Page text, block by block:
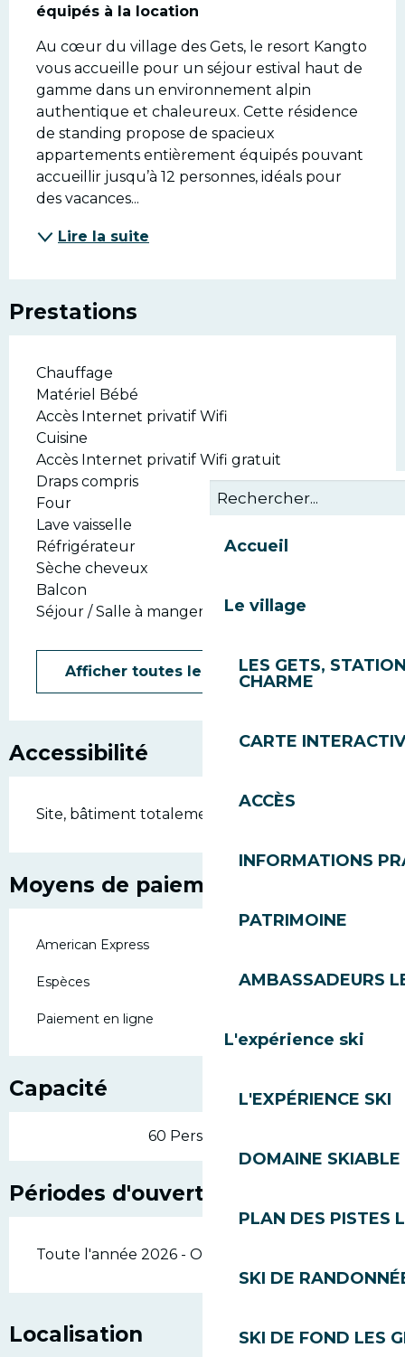
Accueil
Le village
LES GETS,
CHARME
CARTE
ACCÈS
INFORMATIONS
PATRIMOINE
AMBASSADEURS
L'expérience ski
L'EXPÉRIENCE SKI
DOMAINE SKIABLE
PLAN DES PISTES
SKI DE
SKI DE FOND LES
équipés à la location
Au cœur du village des Gets, le resort Kangto
vous accueille pour un séjour estival haut de
gamme dans un environnement alpin
authentique et chaleureux. Cette résidence
de standing propose de spacieux
appartements entièrement équipés pouvant
accueillir jusqu’à 12 personnes, idéals pour
des vacances...
Lire la suite
Prestations
Chauffage
Matériel Bébé
Accès Internet privatif Wifi
Cuisine
Accès Internet privatif Wifi gratuit
Draps compris
Four
Lave vaisselle
Réfrigérateur
Sèche cheveux
Balcon
Séjour / Salle à manger
Afficher toutes les prestations
Accessibilité
Site, bâtiment totalement accessible
Moyens de paiement
American Express
Espèces
Paiement en ligne
Capacité
60 Personne(s)
Périodes d'ouverture
Toute l'année 2026 - Ouvert tous les jours
Localisation